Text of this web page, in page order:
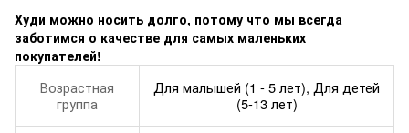
Худи можно носить долго, потому что мы всегда
заботимся о качестве для самых маленьких
покупателей!
Возрастная
группа
Для малышей (1 - 5 лет), Для детей
(5-13 лет)